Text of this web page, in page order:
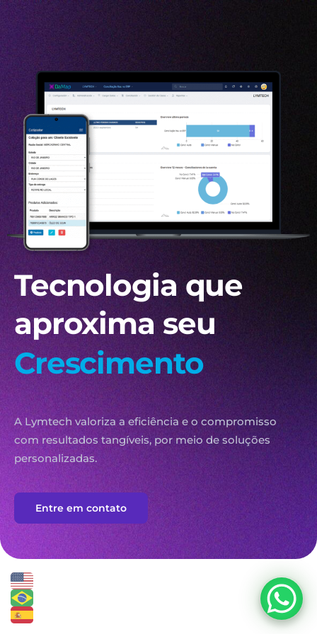
Tecnologia que
aproxima seu
Crescimento
A Lymtech valoriza a eficiência e o compromisso
com resultados tangíveis, por meio de soluções
personalizadas.
Entre em contato